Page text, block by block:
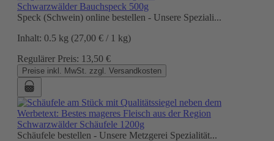
Schwarzwälder Bauchspeck 500g
Speck (Schwein) online bestellen - Unsere Speziali...
Inhalt: 0.5 kg (27,00 € / 1 kg)
Regulärer Preis: 13,50 €
Preise inkl. MwSt. zzgl. Versandkosten
Schwarzwälder Schäufele 1200g
Schäufele bestellen - Unsere Metzgerei Spezialität...